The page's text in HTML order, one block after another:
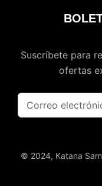
Suscríbete para
ofertas
© 2024, Katana